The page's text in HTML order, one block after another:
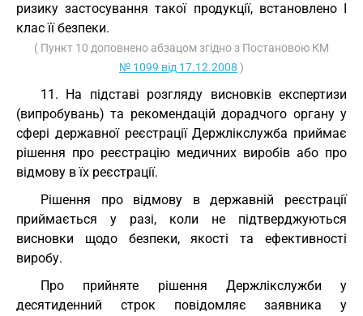
ризику застосування такої продукції, встановлено I
клас її безпеки.
( Пункт 10 доповнено абзацом згідно з Постановою КМ
№ 1099 від 17.12.2008 )
11. На підставі розгляду висновків експертизи
(випробувань) та рекомендацій дорадчого органу у
сфері державної реєстрації Держлікслужба приймає
рішення про реєстрацію медичних виробів або про
відмову в їх реєстрації.
Рішення про відмову в державній реєстрації
приймається у разі, коли не підтверджуються
висновки щодо безпеки, якості та ефективності
виробу.
Про прийняте рішення Держлікслужби у
десятиденний строк повідомляє заявника у